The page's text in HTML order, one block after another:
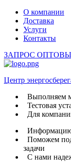
О компании
Доставка
Услуги
Контакты
ЗАПРОС
Центр
Выполняем
Тестовая
Для
Информацию
Поможем
задачи
С нами